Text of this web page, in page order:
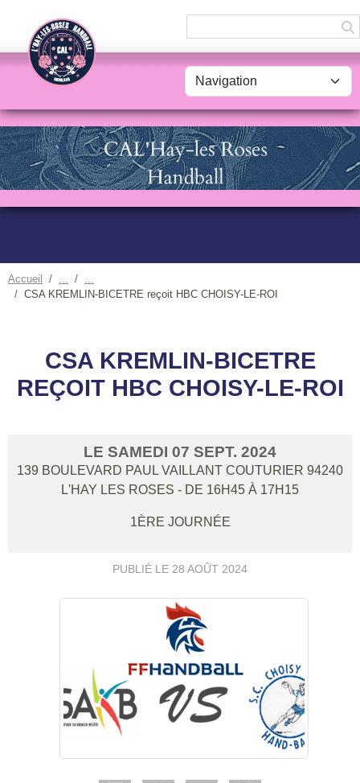
Accueil
CSA KREMLIN-BICETRE reçoit HBC CHOISY-LE-ROI
CSA KREMLIN-BICETRE
REÇOIT HBC CHOISY-LE-ROI
LE SAMEDI 07 SEPT. 2024
139 BOULEVARD PAUL VAILLANT COUTURIER 94240
L'HAY LES ROSES - DE 16H45 À 17H15
1ÈRE JOURNÉE
PUBLIÉ LE 28 AOÛT 2024